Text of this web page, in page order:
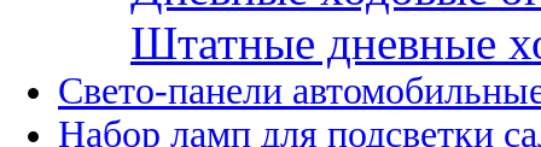
Штатные дневные
Свето-панели
Набор ламп для подсветки